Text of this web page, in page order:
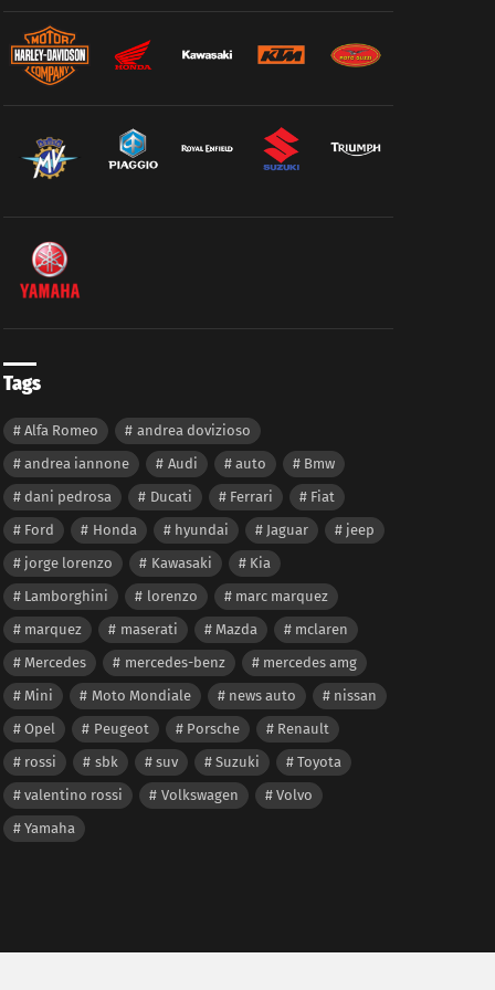
Tags
Alfa Romeo
andrea dovizioso
andrea iannone
Audi auto
Bmw
dani pedrosa
Ducati Ferrari
Fiat
Ford
Honda hyundai Jaguar
jeep
jorge lorenzo
Kawasaki
Kia
Lamborghini
lorenzo
marc marquez
marquez
maserati Mazda
mclaren
Mercedes
mercedes-benz
mercedes amg
Mini
Moto Mondiale news auto
nissan
Opel
Peugeot Porsche
Renault
rossi
sbk suv Suzuki
Toyota
valentino rossi
Volkswagen
Volvo
Yamaha